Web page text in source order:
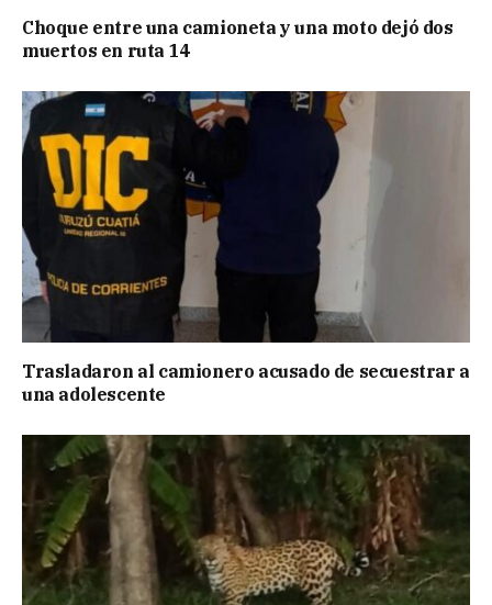
Choque entre una camioneta y una moto dejó dos
muertos en ruta 14
Trasladaron al camionero acusado de secuestrar a
una adolescente